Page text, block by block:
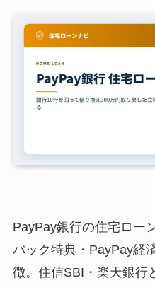
PayPay銀行の住宅ロー
バック特典・PayPay経
徴。住信SBI・楽天銀行